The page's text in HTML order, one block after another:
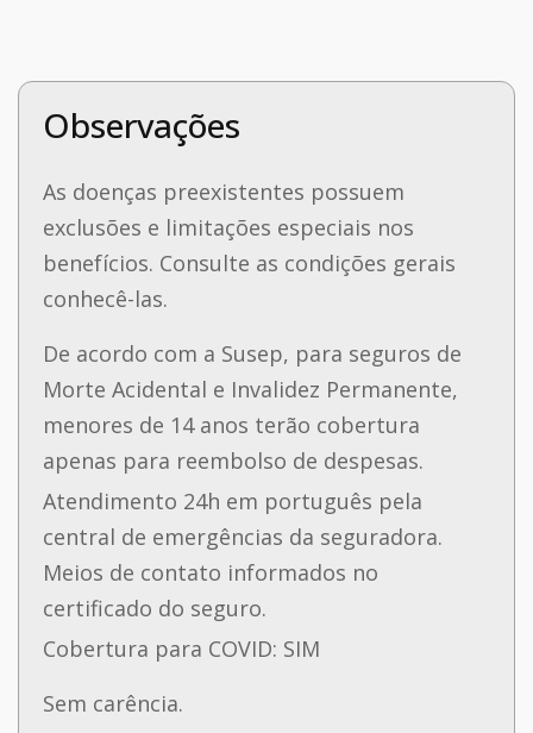
Observações
As doenças preexistentes possuem
exclusões e limitações especiais nos
benefícios. Consulte as condições gerais
conhecê-las.
De acordo com a Susep, para seguros de
Morte Acidental e Invalidez Permanente,
menores de 14 anos terão cobertura
apenas para reembolso de despesas.
Atendimento 24h em português pela
central de emergências da seguradora.
Meios de contato informados no
certificado do seguro.
Cobertura para COVID: SIM
Sem carência.